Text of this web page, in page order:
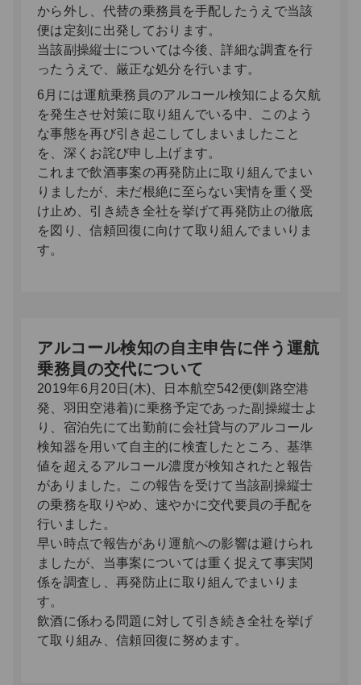
から外し、代替の乗務員を手配したうえで当該
便は定刻に出発しております。
当該副操縦士については今後、詳細な調査を行
ったうえで、厳正な処分を行います。
6月には運航乗務員のアルコール検知による欠航
を発生させ対策に取り組んでいる中、このよう
な事態を再び引き起こしてしまいましたこと
を、深くお詫び申し上げます。
これまで飲酒事案の再発防止に取り組んでまい
りましたが、未だ根絶に至らない実情を重く受
け止め、引き続き全社を挙げて再発防止の徹底
を図り、信頼回復に向けて取り組んでまいりま
す。
アルコール検知の自主申告に伴う運航
乗務員の交代について
2019年6月20日(木)、日本航空542便(釧路空港
発、羽田空港着)に乗務予定であった副操縦士よ
り、宿泊先にて出勤前に会社貸与のアルコール
検知器を用いて自主的に検査したところ、基準
値を超えるアルコール濃度が検知されたと報告
がありました。この報告を受けて当該副操縦士
の乗務を取りやめ、速やかに交代要員の手配を
行いました。
早い時点で報告があり運航への影響は避けられ
ましたが、当事案については重く捉えて事実関
係を調査し、再発防止に取り組んでまいりま
す。
飲酒に係わる問題に対して引き続き全社を挙げ
て取り組み、信頼回復に努めます。